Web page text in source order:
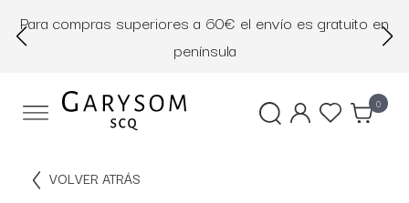
Para compras superiores a 60€ el envío es gratuito en
península
0
VOLVER ATRÁS